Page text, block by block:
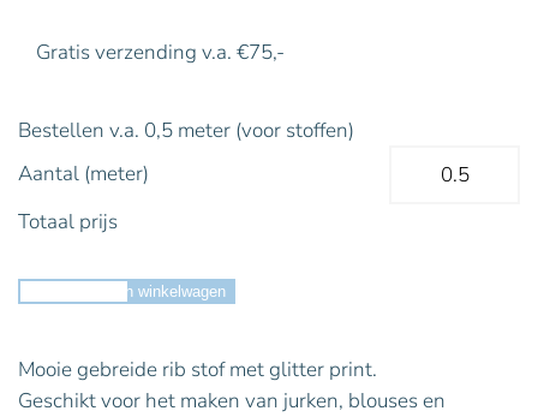
Gratis verzending v.a. €75,-
Bestellen v.a. 0,5 meter (voor stoffen)
Aantal (meter)
Totaal prijs
Toevoegen aan winkelwagen
Mooie gebreide rib stof met glitter print.
Geschikt voor het maken van jurken, blouses en